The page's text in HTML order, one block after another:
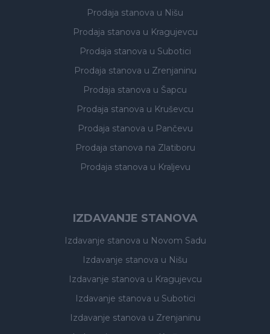
Prodaja stanova u Nišu
Prodaja stanova u Kragujevcu
Prodaja stanova u Subotici
Prodaja stanova u Zrenjaninu
Prodaja stanova u Šapcu
Prodaja stanova u Kruševcu
Prodaja stanova u Pančevu
Prodaja stanova na Zlatiboru
Prodaja stanova u Kraljevu
IZDAVANJE STANOVA
Izdavanje stanova u Novom Sadu
Izdavanje stanova u Nišu
Izdavanje stanova u Kragujevcu
Izdavanje stanova u Subotici
Izdavanje stanova u Zrenjaninu